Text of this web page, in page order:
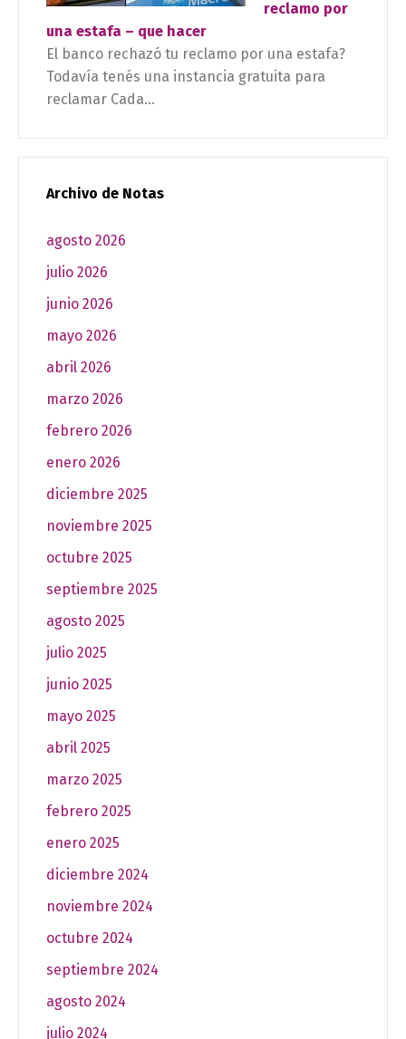
reclamo por
una estafa – que hacer
El banco rechazó tu reclamo por una estafa?
Todavía tenés una instancia gratuita para
reclamar Cada...
Archivo de Notas
agosto 2026
julio 2026
junio 2026
mayo 2026
abril 2026
marzo 2026
febrero 2026
enero 2026
diciembre 2025
noviembre 2025
octubre 2025
septiembre 2025
agosto 2025
julio 2025
junio 2025
mayo 2025
abril 2025
marzo 2025
febrero 2025
enero 2025
diciembre 2024
noviembre 2024
octubre 2024
septiembre 2024
agosto 2024
julio 2024